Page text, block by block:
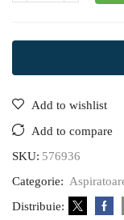
Add to wishlist
Add to compare
SKU: 576936
Categorie:
Distribuie: